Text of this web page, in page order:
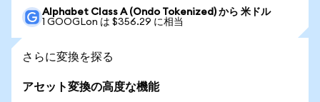
Alphabet Class A (Ondo Tokenized) から 米ドル
1 GOOGLon は $356.29 に相当
さらに変換を探る
アセット変換の高度な機能